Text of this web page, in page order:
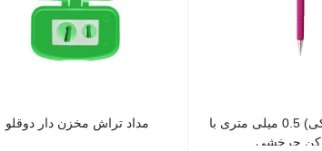
اتود (مداد نوکی) 0.5 میلی متری با
کن چرخشی
مداد تراش مخزن دار دوقلو